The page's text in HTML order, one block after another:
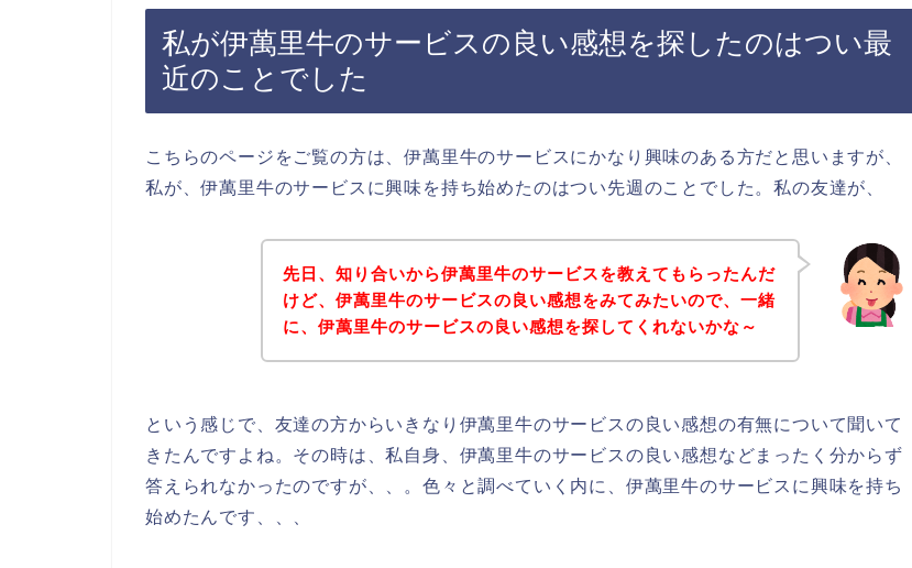
私が伊萬里牛のサービスの良い感想を探したのはつい最
近のことでした
こちらのページをご覧の方は、伊萬里牛のサービスにかなり興味のある方だと思いますが、
私が、伊萬里牛のサービスに興味を持ち始めたのはつい先週のことでした。私の友達が、
先日、知り合いから伊萬里牛のサービスを教えてもらったんだ
けど、伊萬里牛のサービスの良い感想をみてみたいので、一緒
に、伊萬里牛のサービスの良い感想を探してくれないかな～
という感じで、友達の方からいきなり伊萬里牛のサービスの良い感想の有無について聞いて
きたんですよね。その時は、私自身、伊萬里牛のサービスの良い感想などまったく分からず
答えられなかったのですが、、。色々と調べていく内に、伊萬里牛のサービスに興味を持ち
始めたんです、、、